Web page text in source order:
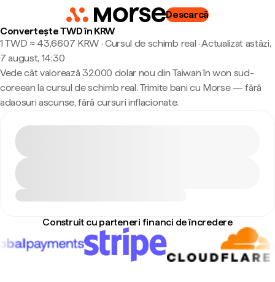
Descarcă
Convertește TWD în KRW
1 TWD ≈ 43,6607 KRW · Cursul de schimb real ·Actualizat astăzi,
7 august, 14:30
Vede cât valorează 32.000 dolar nou din Taiwan în won sud-
coreean la cursul de schimb real. Trimite bani cu Morse — fără
adaosuri ascunse, fără cursuri inflacionate.
Construit cu parteneri financi de încredere